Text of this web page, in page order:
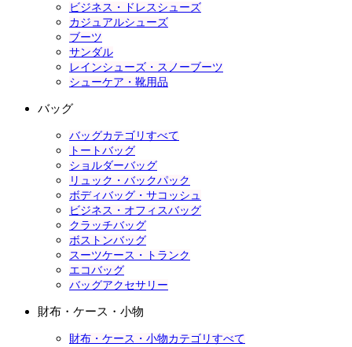
ビジネス・ドレスシューズ
カジュアルシューズ
ブーツ
サンダル
レインシューズ・スノーブーツ
シューケア・靴用品
バッグ
バッグカテゴリすべて
トートバッグ
ショルダーバッグ
リュック・バックパック
ボディバッグ・サコッシュ
ビジネス・オフィスバッグ
クラッチバッグ
ボストンバッグ
スーツケース・トランク
エコバッグ
バッグアクセサリー
財布・ケース・小物
財布・ケース・小物カテゴリすべて